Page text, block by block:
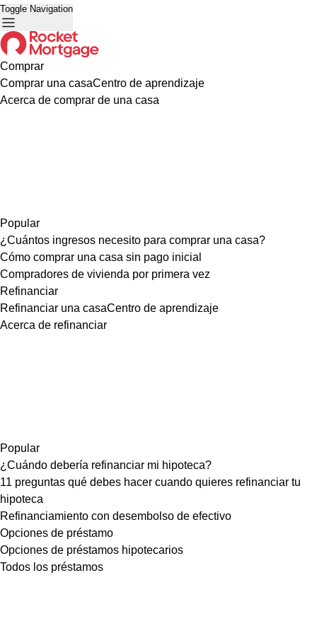
Toggle Navigation
Comprar
Comprar una casaCentro de aprendizaje
Acerca de comprar de una casa
Popular
¿Cuántos ingresos necesito para comprar una casa?
Cómo comprar una casa sin pago inicial
Compradores de vivienda por primera vez
Refinanciar
Refinanciar una casaCentro de aprendizaje
Acerca de refinanciar
Popular
¿Cuándo debería refinanciar mi hipoteca?
11 preguntas qué debes hacer cuando quieres refinanciar tu
hipoteca
Refinanciamiento con desembolso de efectivo
Opciones de préstamo
Opciones de préstamos hipotecarios
Todos los préstamos